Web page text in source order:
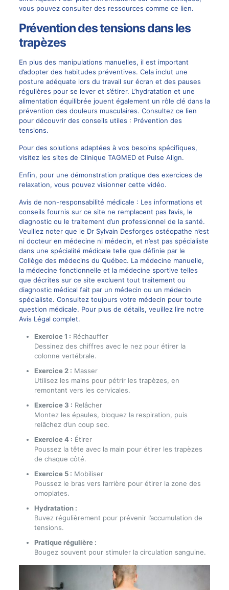
vous pouvez consulter des ressources comme ce lien.
Prévention des tensions dans les
trapèzes
En plus des manipulations manuelles, il est important
d’adopter des habitudes préventives. Cela inclut une
posture adéquate lors du travail sur écran et des pauses
régulières pour se lever et s’étirer. L’hydratation et une
alimentation équilibrée jouent également un rôle clé dans la
prévention des douleurs musculaires. Consultez ce lien
pour découvrir des conseils utiles : Prévention des
tensions.
Pour des solutions adaptées à vos besoins spécifiques,
visitez les sites de Clinique TAGMEDet Pulse Align.
Enfin, pour une démonstration pratique des exercices de
relaxation, vous pouvez visionner cette vidéo.
Avis de non-responsabilité médicale : Les informations et
conseils fournis sur ce site ne remplacent pas l’avis, le
diagnostic ou le traitement d’un professionnel de la santé.
Veuillez noter que le Dr Sylvain Desforges ostéopathe n’est
ni docteur en médecine ni médecin, et n’est pas spécialiste
dans une spécialité médicale telle que définie par le
Collège des médecins du Québec. La médecine manuelle,
la médecine fonctionnelle et la médecine sportive telles
que décrites sur ce site excluent tout traitement ou
diagnostic médical fait par un médecin ou un médecin
spécialiste. Consultez toujours votre médecin pour toute
question médicale. Pour plus de détails, veuillez lire notre
Avis Légal complet.
Exercice 1 : Réchauffer
Dessinez des chiffres avec le nez pour étirer la
colonne vertébrale.
Exercice 2 : Masser
Utilisez les mains pour pétrir les trapèzes, en
remontant vers les cervicales.
Exercice 3 : Relâcher
Montez les épaules, bloquez la respiration, puis
relâchez d’un coup sec.
Exercice 4 : Étirer
Poussez la tête avec la main pour étirer les trapèzes
de chaque côté.
Exercice 5 : Mobiliser
Poussez le bras vers l’arrière pour étirer la zone des
omoplates.
Hydratation :
Buvez régulièrement pour prévenir l’accumulation de
tensions.
Pratique régulière :
Bougez souvent pour stimuler la circulation sanguine.